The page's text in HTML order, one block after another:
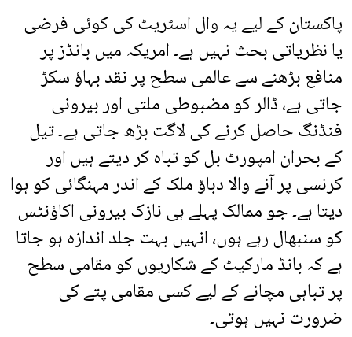
پاکستان کے لیے یہ وال اسٹریٹ کی کوئی فرضی
یا نظریاتی بحث نہیں ہے۔ امریکہ میں بانڈز پر
منافع بڑھنے سے عالمی سطح پر نقد بہاؤ سکڑ
جاتی ہے، ڈالر کو مضبوطی ملتی اور بیرونی
فنڈنگ حاصل کرنے کی لاگت بڑھ جاتی ہے۔ تیل
کے بحران امپورٹ بل کو تباہ کر دیتے ہیں اور
کرنسی پر آنے والا دباؤ ملک کے اندر مہنگائی کو ہوا
دیتا ہے۔ جو ممالک پہلے ہی نازک بیرونی اکاؤنٹس
کو سنبھال رہے ہوں، انہیں بہت جلد اندازہ ہو جاتا
ہے کہ بانڈ مارکیٹ کے شکاریوں کو مقامی سطح
پر تباہی مچانے کے لیے کسی مقامی پتے کی
ضرورت نہیں ہوتی۔